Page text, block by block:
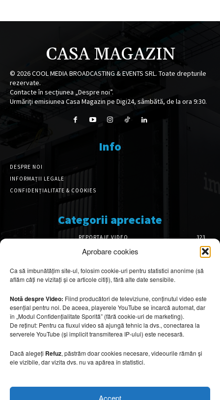
Aprobare cookies
Ca să îmbunătățim site-ul, folosim cookie-uri pentru statistici anonime (să
aflăm câți ne vizitați și ce articole citiți), fără alte date sensibile.
Notă despre Video: Fiind producători de televiziune, conținutul video este
esențial pentru noi. De aceea, playerele YouTube se încarcă automat, dar
în „Modul Confidențialitate Sporită” (fără cookie-uri de marketing).
De reținut: Pentru ca fluxul video să ajungă tehnic la dvs., conectarea la
serverele YouTube (și implicit transmiterea IP-ului) este necesară.
Dacă alegeți Refuz, păstrăm doar cookies necesare, videourile rămân și
ele vizibile, dar vizita dvs. nu va apărea în statistici.
Accept
CASA MAGAZIN
© 2026COOL MEDIA BROADCASTING & EVENTS SRL. Toate drepturile
rezervate.
Contacte în secțiunea „Despre noi”.
Urmăriți emisiunea Casa Magazin pe Digi24, sâmbătă, de la ora 9:30.
Info
DESPRE NOI
INFORMAȚII LEGALE
CONFIDENȚIALITATE & COOKIES
Categorii apreciate
REPORTAJE VIDEO
323
AMENAJĂRI INTERIOARE
126
DESIGN INTERIOR
64
ARHITECTURĂ & DESIGN
OPINII & ANALIZE
43
Articole recomandate
Cele mai impresionante cabane moderne
7 august 2026
Ouse Valley Viaduct, construcția care